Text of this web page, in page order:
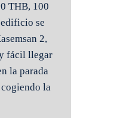
THB, 100
se
2,
fácil llegar
la parada
la